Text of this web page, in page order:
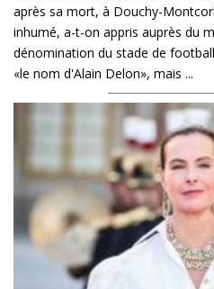
après sa mort, à Douchy-
inhumé, a-t-on appris auprès du
dénomination du stade de
«le nom d'Alain Delon», mais ...